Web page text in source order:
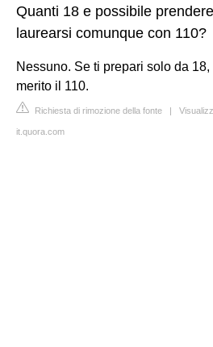
Quanti 18 e possibile
laurearsi comunque con 110?
Nessuno. Se ti prepari solo da
merito il 110.
Richiesta di rimozione della fonte |
it.quora.com